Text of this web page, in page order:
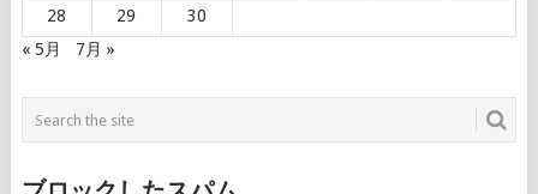
28 29
30
« 5月
7月 »